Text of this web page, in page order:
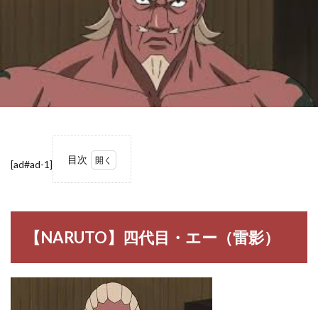
[ad#ad-1] 目次
1.1
目・
エー
【NARUTO】四代目・エー（雷影）